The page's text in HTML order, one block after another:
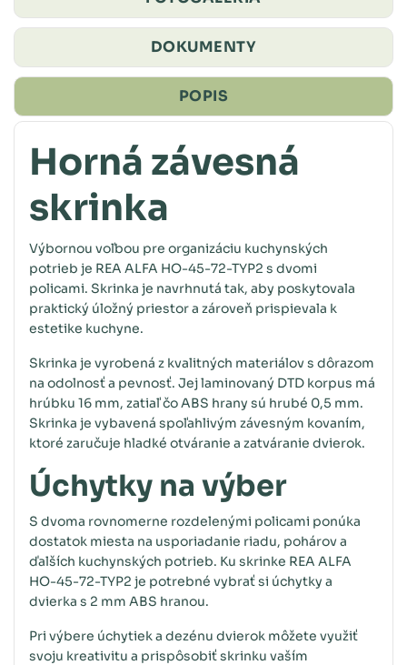
DOKUMENTY
POPIS
Horná závesná
skrinka
Výbornou voľbou pre organizáciu kuchynských
potrieb je REA ALFA HO-45-72-TYP2 s dvomi
policami. Skrinka je navrhnutá tak, aby poskytovala
praktický úložný priestor a zároveň prispievala k
estetike kuchyne.
Skrinka je vyrobená z kvalitných materiálov s dôrazom
na odolnosť a pevnosť. Jej laminovaný DTD korpus má
hrúbku 16 mm, zatiaľ čo ABS hrany sú hrubé 0,5 mm.
Skrinka je vybavená spoľahlivým závesným kovaním,
ktoré zaručuje hladké otváranie a zatváranie dvierok.
Úchytky na výber
S dvoma rovnomerne rozdelenými policami ponúka
dostatok miesta na usporiadanie riadu, pohárov a
ďalších kuchynských potrieb. Ku skrinke REA ALFA
HO-45-72-TYP2 je potrebné vybrať si úchytky a
dvierka s 2 mm ABS hranou.
Pri výbere úchytiek a dezénu dvierok môžete využiť
svoju kreativitu a prispôsobiť skrinku vaším